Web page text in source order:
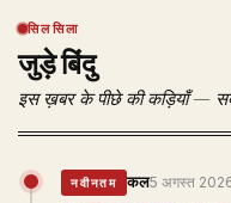
सिलसिला
जुड़े बिंदु
इस ख़बर के पीछे की कड़ियाँ —
नवीनतम कल5 अगस्त